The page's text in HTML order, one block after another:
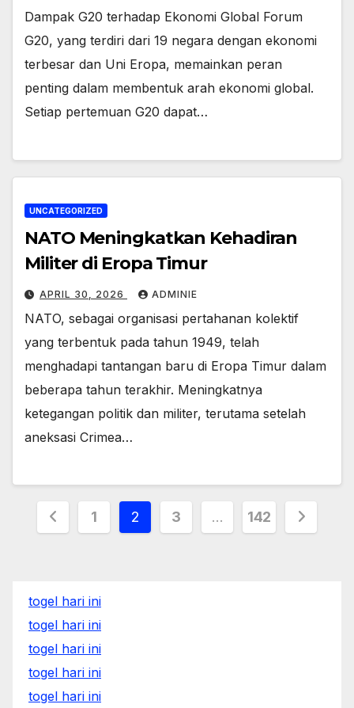
Dampak G20 terhadap Ekonomi Global Forum
G20, yang terdiri dari 19 negara dengan ekonomi
terbesar dan Uni Eropa, memainkan peran
penting dalam membentuk arah ekonomi global.
Setiap pertemuan G20 dapat…
UNCATEGORIZED
NATO Meningkatkan Kehadiran
Militer di Eropa Timur
APRIL 30, 2026 ADMINIE
NATO, sebagai organisasi pertahanan kolektif
yang terbentuk pada tahun 1949, telah
menghadapi tantangan baru di Eropa Timur dalam
beberapa tahun terakhir. Meningkatnya
ketegangan politik dan militer, terutama setelah
aneksasi Crimea…
Posts
1 2 3 … 142
togel hari ini
togel hari ini
togel hari ini
togel hari ini
togel hari ini